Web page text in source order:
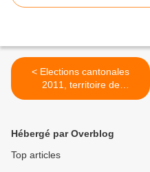
< Elections cantonales
2011, territoire de
Maizières-lès-Metz
Hébergé par Overblog
Top articles